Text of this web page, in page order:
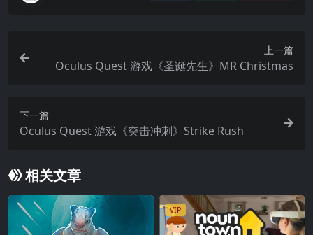
上一篇
Oculus Quest 游戏《圣诞先生》MR Christmas
下一篇
Oculus Quest 游戏《突击冲刺》Strike Rush
相关文章
VIP